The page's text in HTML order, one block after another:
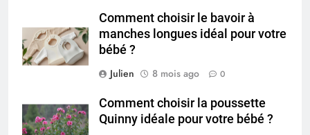
Comment choisir le bavoir à
manches longues idéal pour votre
bébé ?
Julien
8 mois ago 0
Comment choisir la poussette
Quinny idéale pour votre bébé ?